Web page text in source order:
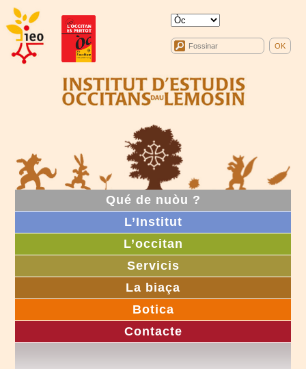
Qué de nuòu ?
L’Institut
L’occitan
Servicis
La biaça
Botica
Contacte